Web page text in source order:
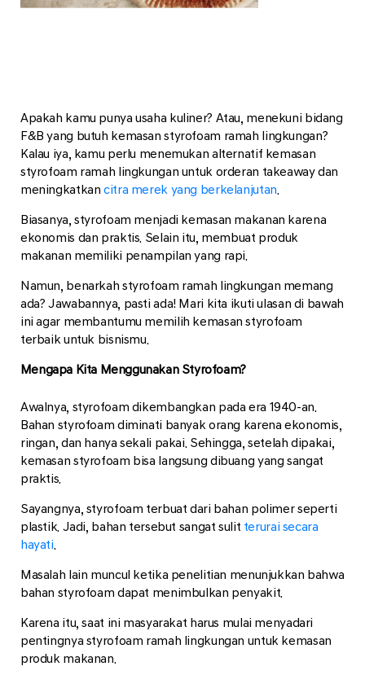
Apakah kamu punya usaha kuliner? Atau, menekuni bidang
F&B yang butuh kemasan styrofoam ramah lingkungan?
Kalau iya, kamu perlu menemukan alternatif kemasan
styrofoam ramah lingkungan untuk orderan takeaway dan
meningkatkancitra merek yang berkelanjutan.
Biasanya, styrofoam menjadi kemasan makanan karena
ekonomis dan praktis. Selain itu, membuat produk
makanan memiliki penampilan yang rapi.
Namun, benarkah styrofoam ramah lingkungan memang
ada? Jawabannya, pasti ada! Mari kita ikuti ulasan di bawah
ini agar membantumu memilih kemasan styrofoam
terbaik untuk bisnismu.
Mengapa Kita Menggunakan Styrofoam?
Awalnya, styrofoam dikembangkan pada era 1940-an.
Bahan styrofoam diminati banyak orang karena ekonomis,
ringan, dan hanya sekali pakai. Sehingga, setelah dipakai,
kemasan styrofoam bisa langsung dibuang yang sangat
praktis.
Sayangnya, styrofoam terbuat dari bahan polimer seperti
plastik. Jadi, bahan tersebut sangat sulit terurai secara
hayati.
Masalah lain muncul ketika penelitian menunjukkan bahwa
bahan styrofoam dapat menimbulkan penyakit.
Karena itu, saat ini masyarakat harus mulai menyadari
pentingnya styrofoam ramah lingkungan untuk kemasan
produk makanan.